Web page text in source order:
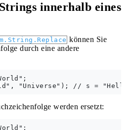
innerhalb eines
können Sie
durch eine andere
werden ersetzt: